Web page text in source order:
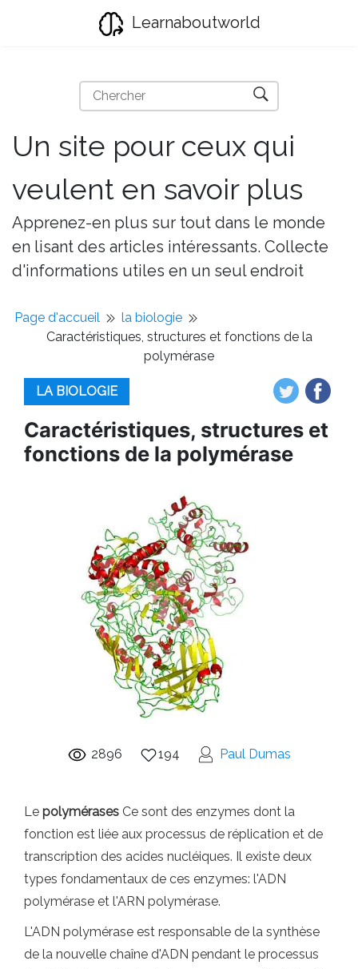
Learnaboutworld
Un site pour ceux qui
veulent en savoir plus
Apprenez-en plus sur tout dans le monde
en lisant des articles intéressants. Collecte
d'informations utiles en un seul endroit
Page d'accueil
la biologie
Caractéristiques, structures et fonctions de la
polymérase
LA BIOLOGIE
Caractéristiques, structures et
fonctions de la polymérase
2896 194 Paul Dumas
Le polymérases Ce sont des enzymes dont la
fonction est liée aux processus de réplication et de
transcription des acides nucléiques. Il existe deux
types fondamentaux de ces enzymes: l'ADN
polymérase et l'ARN polymérase.
L'ADN polymérase est responsable de la synthèse
de la nouvelle chaîne d'ADN pendant le processus